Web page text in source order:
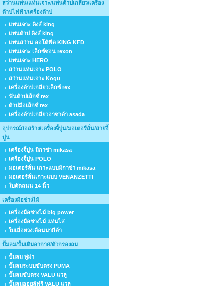
สว่านแท่น/แท่นเจาะ/แท่นต้าปเกลียว/เครื่อง
ต้าปไฟฟ้า/เครื่องต้าป
แท่นเจาะ คิงส์ king
แท่นต้าป คิงส์ king
แท่นสว่าน ออโต้ฟีด KING KFD
แท่นเจาะ เล็กซ์ซอน rexon
แท่นเจาะ HERO
สว่านแท่นเจาะ POLO
สว่านแท่นเจาะ Kogu
เครื่องต้าปเกลียวเล็กซ์ rex
ฟันต้าปเล็กซ์ rex
ต้าปมือเล็กซ์ rex
เครื่องต้าปเกลียวอาซาด้า asada
อุปกรณ์ก่อสร้าง/เครื่องจี้ปูน/มอเตอรืสั่น/สายจี้
ปูน
เครื่องจี้ปูน มิกาซ่า mikasa
เครื่องจี้ปูน POLO
มอเตอร์สั่น เกาะแบบมิกาซ่า mikasa
มอเตอร์สั่นเกาะแบบ VENANZETTI
ใบตัดถนน 14 นิ้ว
เครื่องมือช่างไม้
เครื่องมือช่างไม้ big power
เครื่องมือช่างไม้ แท่นไส
ใบเลื่อยวงเดือนมากีต้า
ปั้มลม/ปั้มเติมอากาศ/ตัวกรองลม
ปั้มลม พู่ม่า
ปั๊มลมระบบขับตรง PUMA
ปั๊มลมขับตรง VALU แวลู
ปั๊มลมออยล์ฟรี VALU แวลู